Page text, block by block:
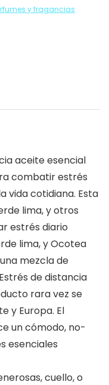
y fragancias
aceite esencial
combatir estrés
vida cotidiana. Esta
lima, y otros
estrés diario
lima, y Ocotea
mezcla de
de distancia
rara vez se
y Europa. El
un cómodo, no-
esenciales
cuello, o